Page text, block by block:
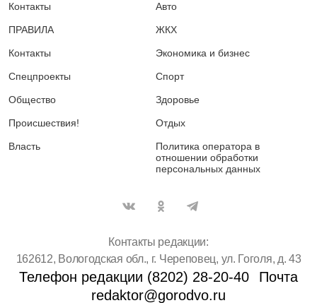
Контакты
ПРАВИЛА
Контакты
Спецпроекты
Общество
Происшествия!
Власть
Авто
ЖКХ
Экономика и бизнес
Спорт
Здоровье
Отдых
Политика оператора в
отношении обработки
персональных данных
Контакты редакции:
162612, Вологодская обл., г. Череповец, ул. Гоголя, д. 43
Телефон редакции (8202) 28-20-40
Почта
redaktor@gorodvo.ru